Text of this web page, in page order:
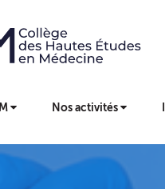
Nos activités